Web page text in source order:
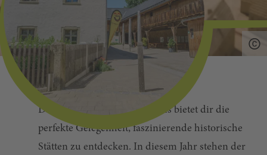
Der Tag des offenen Denkmals bietet dir die
perfekte Gelegenheit, faszinierende historische
Stätten zu entdecken. In diesem Jahr stehen der